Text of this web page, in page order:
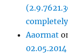
completely
Aaormat
02.05.2014